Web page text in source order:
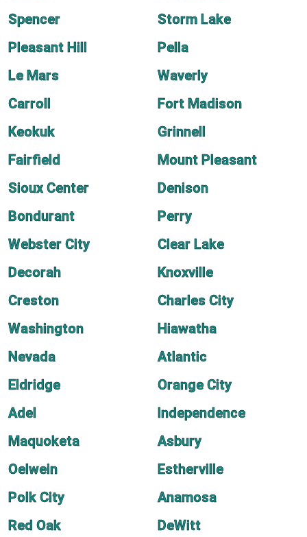
Spencer
Storm Lake
Pleasant Hill
Pella
Le Mars
Waverly
Carroll
Fort Madison
Keokuk
Grinnell
Fairfield
Mount Pleasant
Sioux Center
Denison
Bondurant
Perry
Webster City
Clear Lake
Decorah
Knoxville
Creston
Charles City
Washington
Hiawatha
Nevada
Atlantic
Eldridge
Orange City
Adel
Independence
Maquoketa
Asbury
Oelwein
Estherville
Polk City
Anamosa
Red Oak
DeWitt